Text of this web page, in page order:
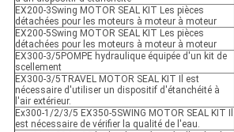
EX200-3Swing MOTOR SEAL KIT Les pièces
détachées pour les moteurs à moteur à moteur
EX200-5Swing MOTOR SEAL KIT Les pièces
détachées pour les moteurs à moteur à moteur
EX300-3/5POMPE hydraulique équipée d'un kit de
scellement
EX300-3/5TRAVEL MOTOR SEAL KIT Il est
nécessaire d'utiliser un dispositif d'étanchéité à
l'air extérieur.
Ex300-1/2/3/5 EX350-5SWING MOTOR SEAL KIT Il
est nécessaire de vérifier la qualité de l'eau.